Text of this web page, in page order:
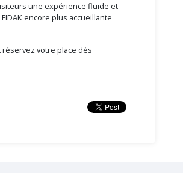
une expérience fluide et
encore plus accueillante
votre place dès